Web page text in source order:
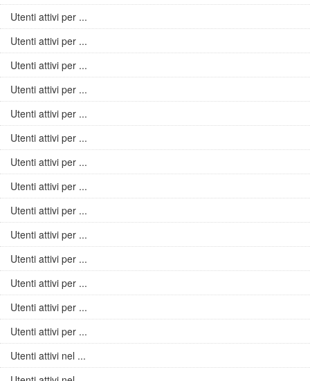
Utenti attivi per ...
Utenti attivi per ...
Utenti attivi per ...
Utenti attivi per ...
Utenti attivi per ...
Utenti attivi per ...
Utenti attivi per ...
Utenti attivi per ...
Utenti attivi per ...
Utenti attivi per ...
Utenti attivi per ...
Utenti attivi per ...
Utenti attivi per ...
Utenti attivi per ...
Utenti attivi nel ...